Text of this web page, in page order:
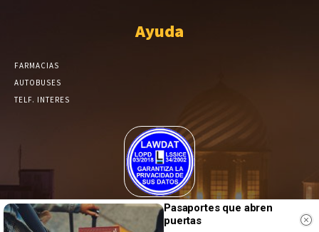
Ayuda
FARMACIAS
AUTOBUSES
TELF. INTERES
El Periódico de Yecla alcanza un grado más de compromiso en el
tratamiento de sus datos.
Pasaportes que abren
puertas